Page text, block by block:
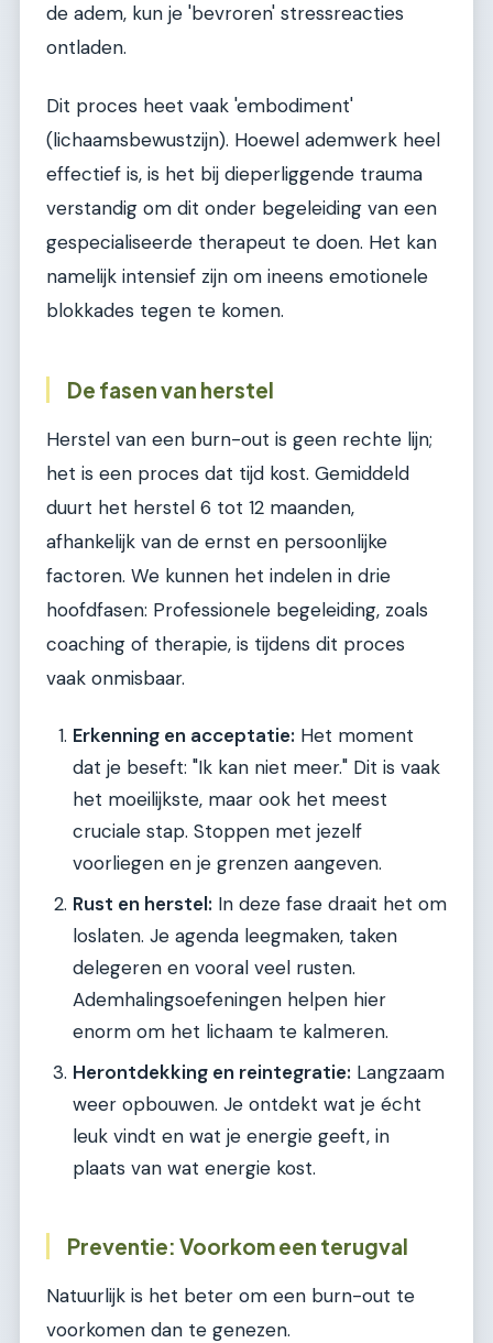
de adem, kun je 'bevroren' stressreacties
ontladen.
Dit proces heet vaak 'embodiment'
(lichaamsbewustzijn). Hoewel ademwerk heel
effectief is, is het bij dieperliggende trauma
verstandig om dit onder begeleiding van een
gespecialiseerde therapeut te doen. Het kan
namelijk intensief zijn om ineens emotionele
blokkades tegen te komen.
De fasen van herstel
Herstel van een burn-out is geen rechte lijn;
het is een proces dat tijd kost. Gemiddeld
duurt het herstel 6 tot 12 maanden,
afhankelijk van de ernst en persoonlijke
factoren. We kunnen het indelen in drie
hoofdfasen: Professionele begeleiding, zoals
coaching of therapie, is tijdens dit proces
vaak onmisbaar.
Erkenning en acceptatie: Het moment
dat je beseft: "Ik kan niet meer." Dit is vaak
het moeilijkste, maar ook het meest
cruciale stap. Stoppen met jezelf
voorliegen en je grenzen aangeven.
Rust en herstel: In deze fase draait het om
loslaten. Je agenda leegmaken, taken
delegeren en vooral veel rusten.
Ademhalingsoefeningen helpen hier
enorm om het lichaam te kalmeren.
Herontdekking en reintegratie: Langzaam
weer opbouwen. Je ontdekt wat je écht
leuk vindt en wat je energie geeft, in
plaats van wat energie kost.
Preventie: Voorkom een terugval
Natuurlijk is het beter om een burn-out te
voorkomen dan te genezen.